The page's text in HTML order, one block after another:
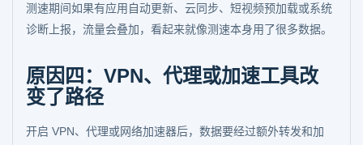
测速期间如果有应用自动更新、云同步、短视频预加载或系统
诊断上报，流量会叠加，看起来就像测速本身用了很多数据。
原因四：VPN、代理或加速工具改
变了路径
开启 VPN、代理或网络加速器后，数据要经过额外转发和加